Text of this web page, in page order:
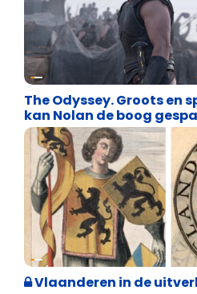
Geschiedenis
The Odyssey. Groots en
kan Nolan de boog
Geschiedenis
Vlaanderen in de